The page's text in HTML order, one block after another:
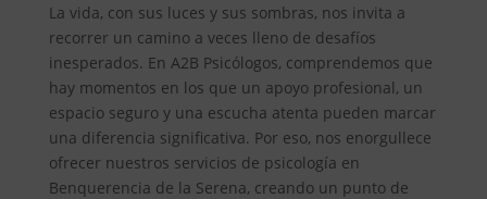
La vida, con sus luces y sus sombras, nos invita a
recorrer un camino a veces lleno de desafíos
inesperados. En A2B Psicólogos, comprendemos que
hay momentos en los que un apoyo profesional, un
espacio seguro y una escucha atenta pueden marcar
una diferencia significativa. Por eso, nos enorgullece
ofrecer nuestros servicios de psicología en
Benquerencia de la Serena, creando un punto de